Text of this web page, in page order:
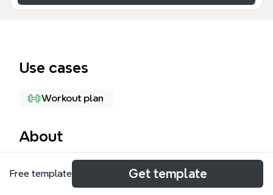
Use cases
Workout plan
About
这份「籃球．半場 3X3 玩法 (街頭公園)」思维导图模
板是为街头篮球爱好者、社区运动组织者及篮球初学者
Free template Get template